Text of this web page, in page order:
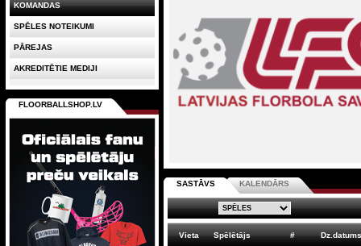
SASTĀVS KALENDĀRS
Vieta Spēlētājs # Dz.datums
KOMANDAS
SPĒLES NOTEIKUMI
PĀREJAS
AKREDITĒTIE MEDIJI
FLOORBALLSHOP.LV